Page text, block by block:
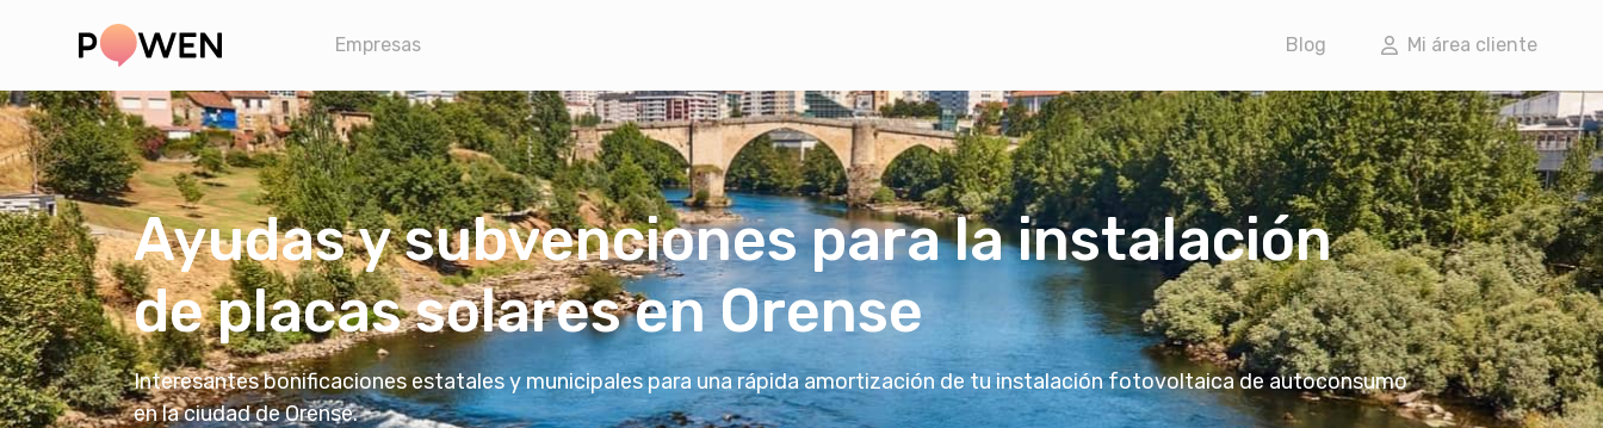
Empresas Blog Mi área cliente
Ayudas y subvenciones para la instalación
de placas solares en Orense
Interesantes bonificaciones estatales y municipales para una rápida amortización de tu instalación fotovoltaica de autoconsumo
en la ciudad de Orense.